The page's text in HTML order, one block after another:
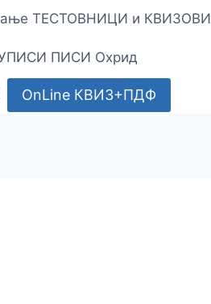
ТЕСТОВНИЦИ и КВИЗОВИ
УПИСИ ПИСИ Охрид
OnLine КВИЗ+ПДФ